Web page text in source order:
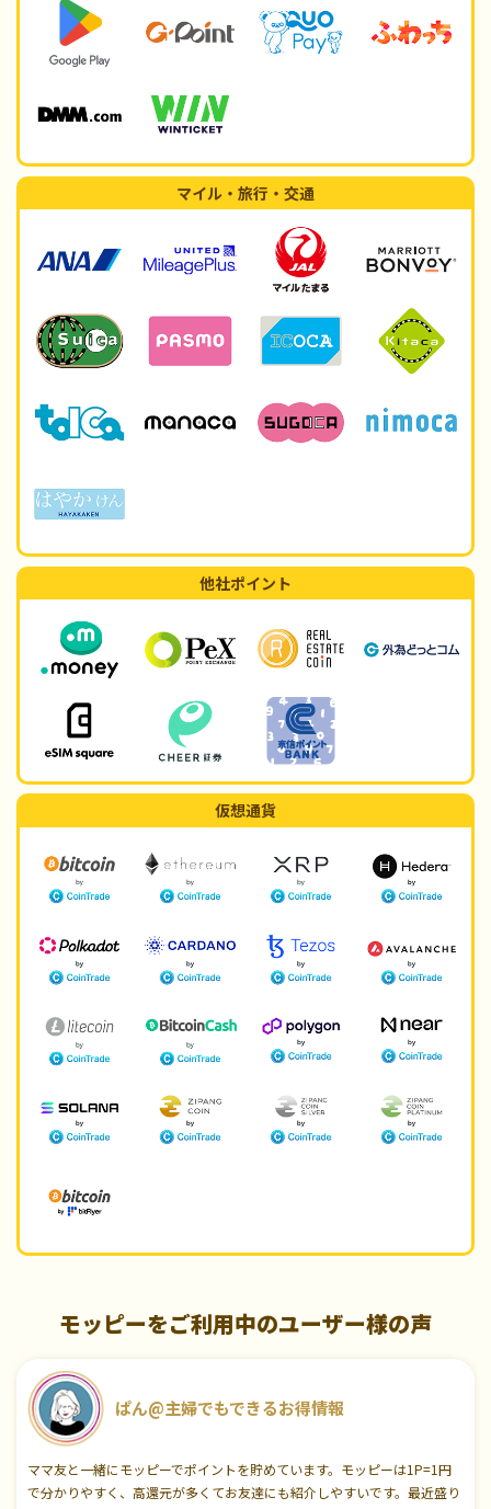
マイル・旅行・交通
他社ポイント
仮想通貨
モッピーをご利用中のユーザー様の声
ぱん@主婦でもできるお得情報
ママ友と一緒にモッピーでポイントを貯めています。モッピーは1P=1円
で分かりやすく、高還元が多くてお友達にも紹介しやすいです。最近盛り